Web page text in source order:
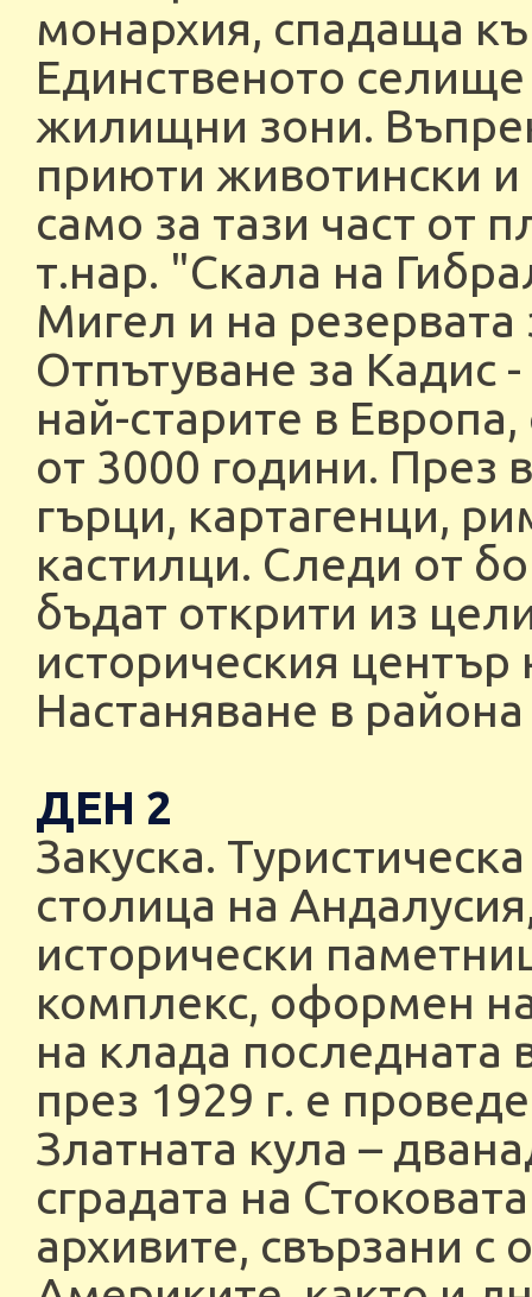
монархия, спадаща
Единственото
жилищни зони.
приюти животински и
само за тази част от
т.нар. "Скала на
Мигел и на
Отпътуване за Кадис
най-старите в
от 3000 години. През
гърци, картагенци,
кастилци. Следи от
бъдат открити из
историческия център
Настаняване в
ДЕН 2
Закуска.
столица на
исторически
комплекс, оформен
на клада последната
през 1929 г. е
Златната кула –
сградата на
архивите, свързани с